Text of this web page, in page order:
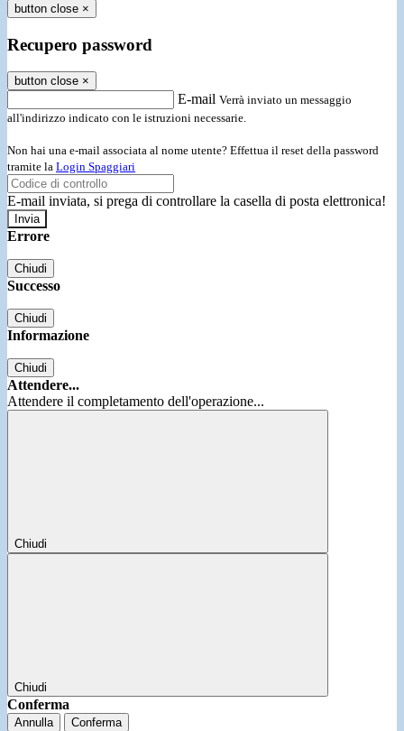
button close ×
Recupero password
button close ×
E-mail Verrà inviato un messaggio
all'indirizzo indicato con le istruzioni necessarie.
Non hai una e-mail associata al nome utente? Effettua il reset della password
tramite la Login Spaggiari
E-mail inviata, si prega di controllare la casella di posta elettronica!
Errore
Chiudi
Successo
Chiudi
Informazione
Chiudi
Attendere...
Attendere il completamento dell'operazione...
Chiudi
Chiudi
Conferma
Annulla Conferma